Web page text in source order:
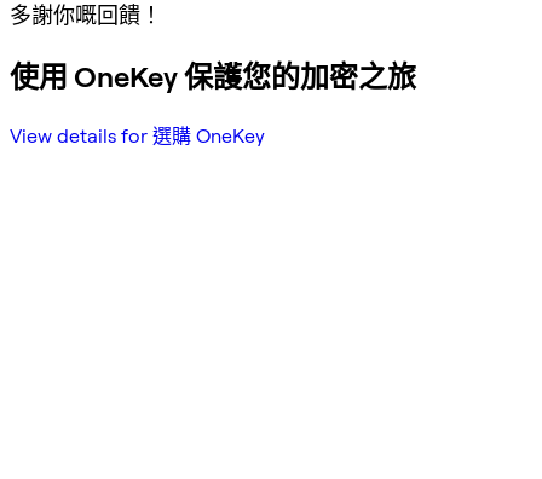
多謝你嘅回饋！
使用 OneKey 保護您的加密之旅
View details for 選購 OneKey